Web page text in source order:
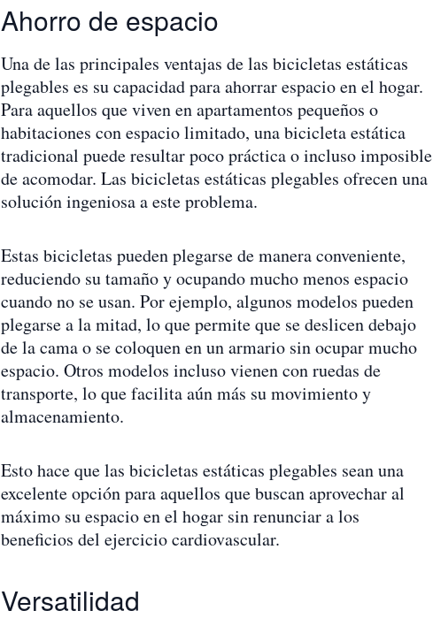
Ahorro de espacio
Una de las principales ventajas de las bicicletas estáticas
plegables es su capacidad para ahorrar espacio en el hogar.
Para aquellos que viven en apartamentos pequeños o
habitaciones con espacio limitado, una bicicleta estática
tradicional puede resultar poco práctica o incluso imposible
de acomodar. Las bicicletas estáticas plegables ofrecen una
solución ingeniosa a este problema.
Estas bicicletas pueden plegarse de manera conveniente,
reduciendo su tamaño y ocupando mucho menos espacio
cuando no se usan. Por ejemplo, algunos modelos pueden
plegarse a la mitad, lo que permite que se deslicen debajo
de la cama o se coloquen en un armario sin ocupar mucho
espacio. Otros modelos incluso vienen con ruedas de
transporte, lo que facilita aún más su movimiento y
almacenamiento.
Esto hace que las bicicletas estáticas plegables sean una
excelente opción para aquellos que buscan aprovechar al
máximo su espacio en el hogar sin renunciar a los
beneficios del ejercicio cardiovascular.
Versatilidad